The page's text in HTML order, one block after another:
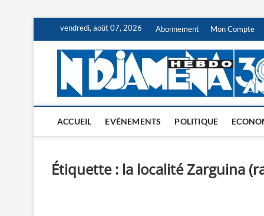
content
vendredi, août 07, 2026 Abonnement Mon Compte
ACCUEIL EVÉNEMENTS POLITIQUE
Étiquette : la localité Zarguina